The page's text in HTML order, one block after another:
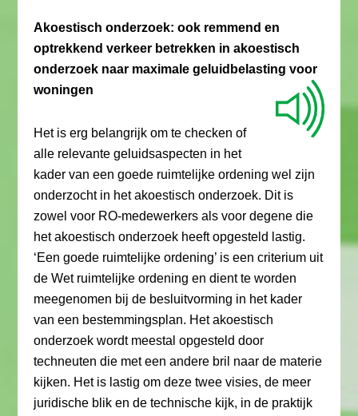
Akoestisch onderzoek: ook remmend en
optrekkend verkeer betrekken in akoestisch
onderzoek naar maximale geluidbelasting voor
woningen
Het is erg belangrijk om te checken of
alle relevante geluidsaspecten in het
kader van een goede ruimtelijke ordening wel zijn
onderzocht in het akoestisch onderzoek. Dit is
zowel voor RO-medewerkers als voor degene die
het akoestisch onderzoek heeft opgesteld lastig.
‘Een goede ruimtelijke ordening’ is een criterium uit
de Wet ruimtelijke ordening en dient te worden
meegenomen bij de besluitvorming in het kader
van een bestemmingsplan. Het akoestisch
onderzoek wordt meestal opgesteld door
techneuten die met een andere bril naar de materie
kijken. Het is lastig om deze twee visies, de meer
juridische blik en de technische kijk, in de praktijk